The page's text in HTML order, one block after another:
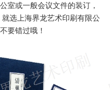
室或一般会议文件的装订，
选上海界龙艺术印刷有限公
要错过哦！